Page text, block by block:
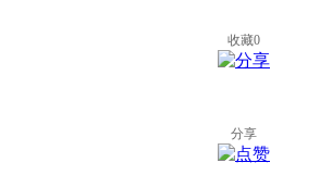
收藏0
分享